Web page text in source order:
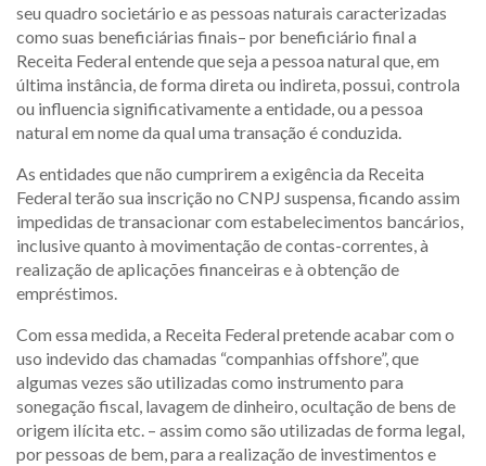
seu quadro societário e as pessoas naturais caracterizadas
como suas beneficiárias finais– por beneficiário final a
Receita Federal entende que seja a pessoa natural que, em
última instância, de forma direta ou indireta, possui, controla
ou influencia significativamente a entidade, ou a pessoa
natural em nome da qual uma transação é conduzida.
As entidades que não cumprirem a exigência da Receita
Federal terão sua inscrição no CNPJ suspensa, ficando assim
impedidas de transacionar com estabelecimentos bancários,
inclusive quanto à movimentação de contas-correntes, à
realização de aplicações financeiras e à obtenção de
empréstimos.
Com essa medida, a Receita Federal pretende acabar com o
uso indevido das chamadas “companhias offshore”, que
algumas vezes são utilizadas como instrumento para
sonegação fiscal, lavagem de dinheiro, ocultação de bens de
origem ilícita etc. – assim como são utilizadas de forma legal,
por pessoas de bem, para a realização de investimentos e